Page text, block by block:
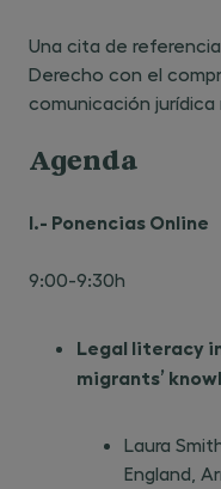
Una cita de
Derecho con el
comunicación
Agenda
I.- Ponencias Online
9:00-9:30h
Legal literacy
migrants’
Laura
England,